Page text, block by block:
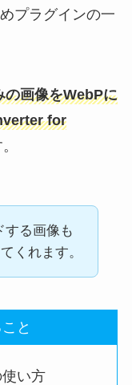
プラグインの一
の画像をWebPに
for
する画像も
くれます。
と
使い方